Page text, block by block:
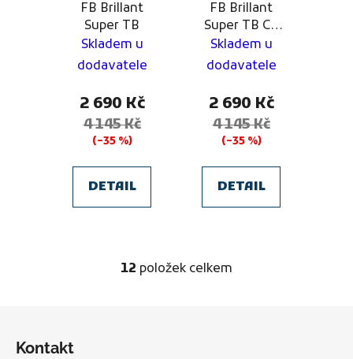
FB Brillant
Super TB
Skladem u
dodavatele
2 690 Kč
4 145 Kč
(–35 %)
DETAIL
FB Brillant
Super TB CZ
Chance Liga
2025/26
Skladem u
dodavatele
2 690 Kč
4 145 Kč
(–35 %)
DETAIL
O
12 položek celkem
Kontakt